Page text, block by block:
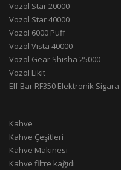
Vozol Star 20000
Vozol Star 40000
Vozol 6000 Puff
Vozol Vista 40000
Vozol Gear Shisha 25000
Vozol Likit
Elf Bar RF350 Elektronik Sigara
Kahve
Kahve Çeşitleri
Kahve Makinesi
Kahve filtre kağıdı